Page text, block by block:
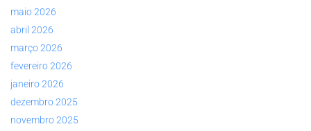
maio 2026
abril 2026
março 2026
fevereiro 2026
janeiro 2026
dezembro 2025
novembro 2025